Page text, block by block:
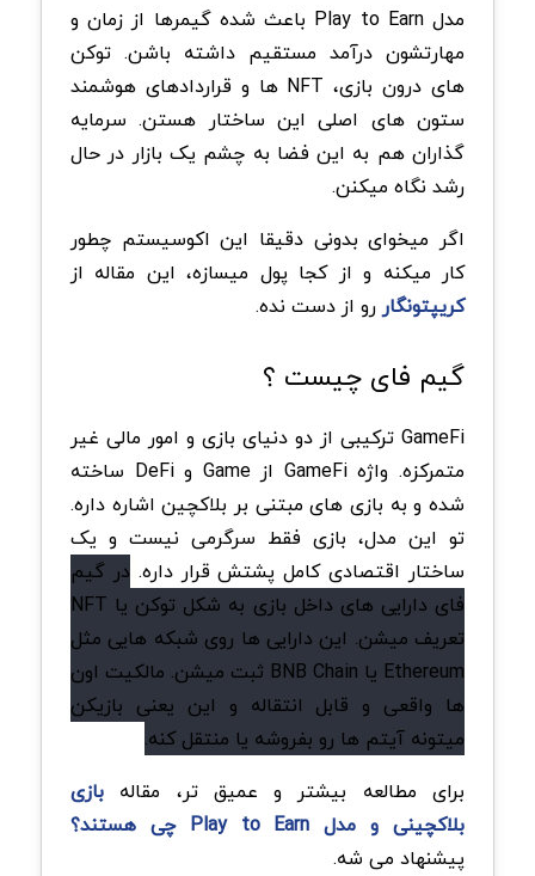
مدل Play to Earn باعث شده گیمرها از زمان و
مهارتشون درآمد مستقیم داشته باشن. توکن
های درون بازی، NFT ها و قراردادهای هوشمند
ستون های اصلی این ساختار هستن. سرمایه
گذاران هم به این فضا به چشم یک بازار در حال
رشد نگاه میکنن.
اگر میخوای بدونی دقیقا این اکوسیستم چطور
کار میکنه و از کجا پول میسازه، این مقاله از
کریپتونگاررو از دست نده.
گیم فای چیست ؟
GameFi ترکیبی از دو دنیای بازی و امور مالی غیر
متمرکزه. واژه GameFi از Game و DeFi ساخته
شده و به بازی های مبتنی بر بلاکچین اشاره داره.
تو این مدل، بازی فقط سرگرمی نیست و یک
ساختار اقتصادی کامل پشتش قرار داره. در گیم
فای دارایی های داخل بازی به شکل توکن یا NFT
تعریف میشن. این دارایی ها روی شبکه هایی مثل
Ethereum یا BNB Chain ثبت میشن. مالکیت اون
ها واقعی و قابل انتقاله و این یعنی بازیکن
میتونه آیتم ها رو بفروشه یا منتقل کنه.
برای مطالعه بیشتر و عمیق تر، مقاله بازی
بلاکچینی و مدل Play to Earn چی هستند؟
پیشنهاد می شه.